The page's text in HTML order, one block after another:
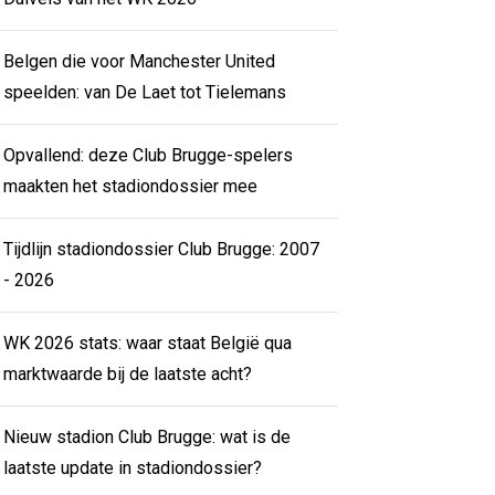
Belgen die voor Manchester United
speelden: van De Laet tot Tielemans
Opvallend: deze Club Brugge-spelers
maakten het stadiondossier mee
Tijdlijn stadiondossier Club Brugge: 2007
- 2026
WK 2026 stats: waar staat België qua
marktwaarde bij de laatste acht?
Nieuw stadion Club Brugge: wat is de
laatste update in stadiondossier?